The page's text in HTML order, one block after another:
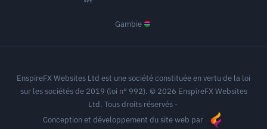
Gambie
EnspireFX Websites Ltd est une société constituée en vertu de la loi
sur les sociétés de 2019 (loi n° 992). © 2026 EnspireFX Websites
Ltd. Tous droits réservés -
Conception et développement du site web par